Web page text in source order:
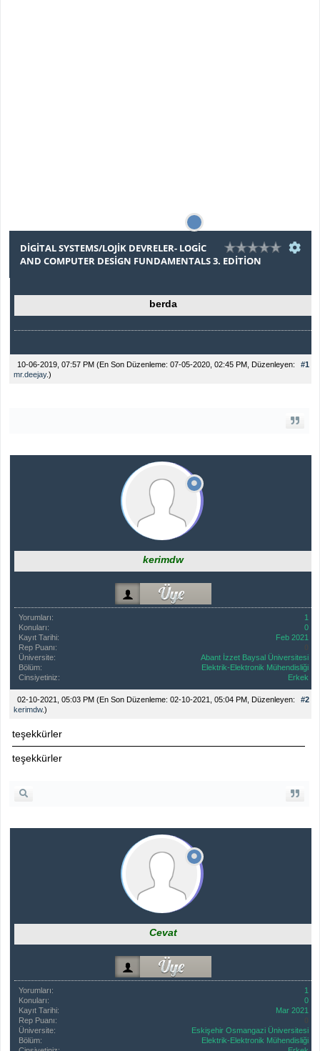
DIGITAL SYSTEMS/LOJIK DEVRELER- LOGIC
AND COMPUTER DESIGN FUNDAMENTALS 3. EDITION
berda
#1
10-06-2019, 07:57 PM (En Son Düzenleme: 07-05-2020, 02:45 PM, Düzenleyen:
mr.deejay.)
kerimdw
Yorumları:
1
Konuları:
0
Kayıt Tarihi:
Feb 2021
Rep Puanı:
Üniversite:
Abant İzzet Baysal Üniversitesi
Bölüm:
Elektrik-Elektronik Mühendisliği
Cinsiyetiniz:
Erkek
#2
02-10-2021, 05:03 PM (En Son Düzenleme: 02-10-2021, 05:04 PM, Düzenleyen:
kerimdw.)
teşekkürler
teşekkürler
Cevat
Yorumları:
1
Konuları:
0
Kayıt Tarihi:
Mar 2021
Rep Puanı:
Üniversite:
Eskişehir Osmangazi Üniversitesi
Bölüm:
Elektrik-Elektronik Mühendisliği